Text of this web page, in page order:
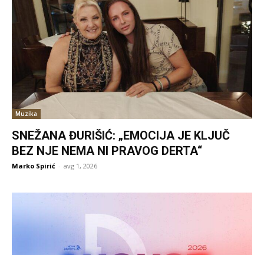
Muzika
SNEŽANA ĐURIŠIĆ: „EMOCIJA JE KLJUČ
BEZ NJE NEMA NI PRAVOG DERTA“
Marko Spirić - avg 1, 2026